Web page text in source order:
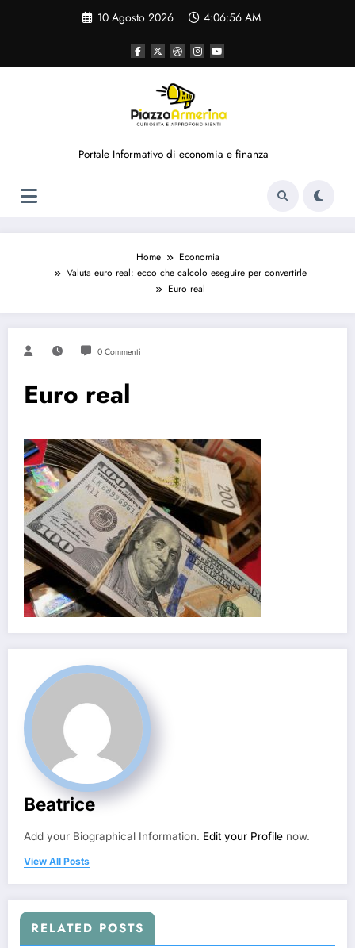
10 Agosto 2026 4:06:56 AM
Portale Informativo di economia e finanza
Home
Economia
Valuta euro real: ecco che calcolo eseguire per convertirle
Euro real
0 Commenti
Euro real
Beatrice
Add your Biographical Information. Edit your Profile now.
View All Posts
RELATED POSTS